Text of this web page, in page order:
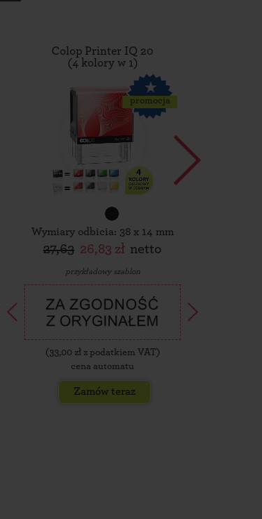
Colop Printer IQ 20
(4 kolory w 1)
promocja
Wymiary odbicia: 38 x 14 mm
27,63 26,83 zł netto
przykładowy szablon
( 33,00 zł z podatkiem VAT)
cena automatu
Zamów teraz